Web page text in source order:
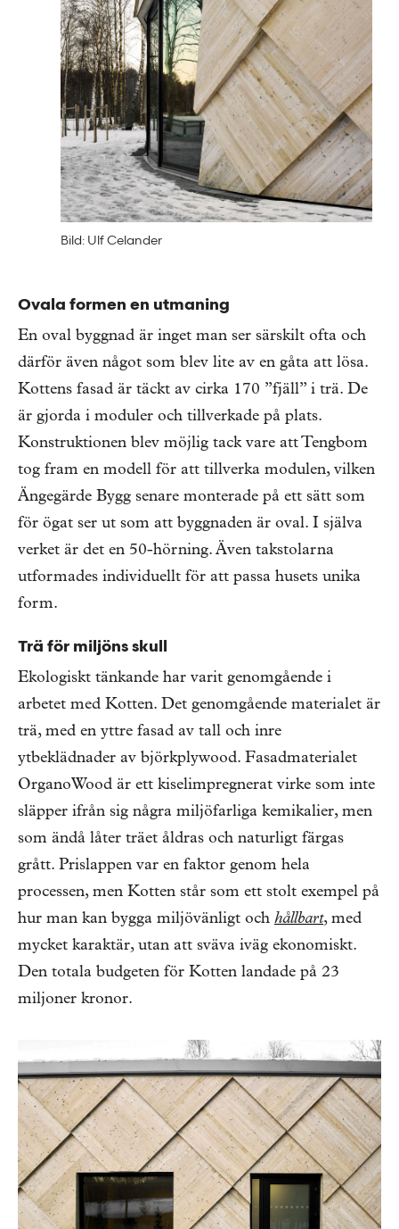
Bild: Ulf Celander
Ovala formen en utmaning
En oval byggnad är inget man ser särskilt ofta och
därför även något som blev lite av en gåta att lösa.
Kottens fasad är täckt av cirka 170 ”fjäll” i trä. De
är gjorda i moduler och tillverkade på plats.
Konstruktionen blev möjlig tack vare att Tengbom
tog fram en modell för att tillverka modulen, vilken
Ängegärde Bygg senare monterade på ett sätt som
för ögat ser ut som att byggnaden är oval. I själva
verket är det en 50-hörning. Även takstolarna
utformades individuellt för att passa husets unika
form.
Trä för miljöns skull
Ekologiskt tänkande har varit genomgående i
arbetet med Kotten. Det genomgående materialet är
trä, med en yttre fasad av tall och inre
ytbeklädnader av björkplywood. Fasadmaterialet
OrganoWood är ett kiselimpregnerat virke som inte
släpper ifrån sig några miljöfarliga kemikalier, men
som ändå låter träet åldras och naturligt färgas
grått. Prislappen var en faktor genom hela
processen, men Kotten står som ett stolt exempel på
hur man kan bygga miljövänligt och hållbart, med
mycket karaktär, utan att sväva iväg ekonomiskt.
Den totala budgeten för Kotten landade på 23
miljoner kronor.